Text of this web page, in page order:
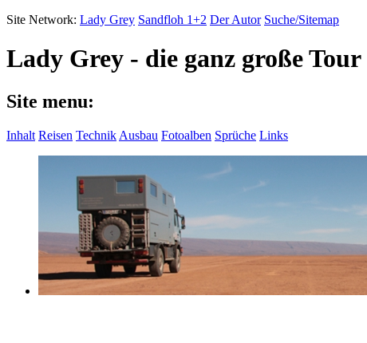
Site Network: Lady Grey Sandfloh 1+2 Der Autor Suche/Sitemap
Lady Grey - die ganz große Tour
Site menu:
Inhalt Reisen Technik Ausbau Fotoalben Sprüche Links